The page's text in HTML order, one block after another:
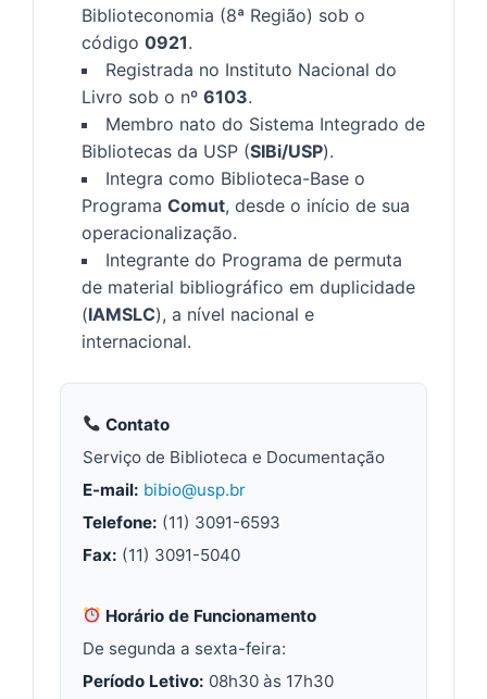
Biblioteconomia (8ª Região) sob o
código 0921.
Registrada no Instituto Nacional do
Livro sob o nº 6103.
Membro nato do Sistema Integrado de
Bibliotecas da USP (SIBi/USP).
Integra como Biblioteca-Base o
Programa Comut, desde o início de sua
operacionalização.
Integrante do Programa de permuta
de material bibliográfico em duplicidade
(IAMSLC), a nível nacional e
internacional.
Contato
Serviço de Biblioteca e Documentação
E-mail: bibio@usp.br
Telefone: (11) 3091-6593
Fax: (11) 3091-5040
Horário de Funcionamento
De segunda a sexta-feira:
Período Letivo: 08h30 às 17h30